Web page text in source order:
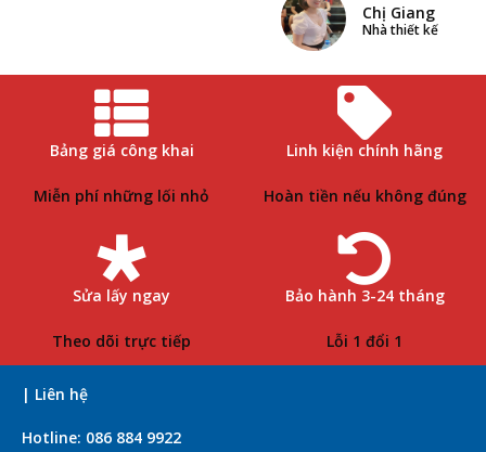
Chị Giang
Nhà thiết kế
Bảng giá công khai
Miễn phí những lối nhỏ
Linh kiện chính hãng
Hoàn tiền nếu không đúng
Sửa lấy ngay
Theo dõi trực tiếp
Bảo hành 3-24 tháng
Lỗi 1 đổi 1
| Liên hệ
Hotline: 086 884 9922